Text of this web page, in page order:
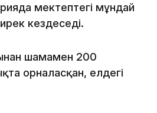
мектептегі мұндай
кездеседі.
шамамен 200
орналасқан, елдегі